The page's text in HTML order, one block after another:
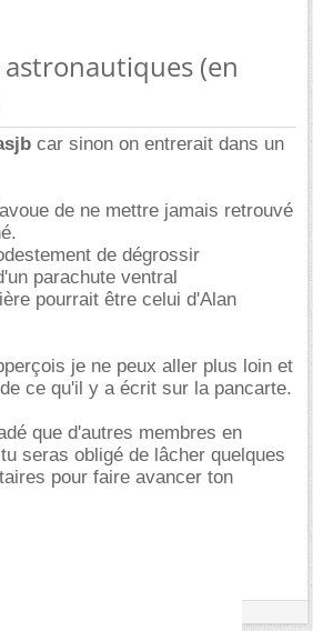
astronautiques (en
car sinon on entrerait dans un
de ne mettre jamais retrouvé
de dégrossir
parachute ventral
pourrait être celui d'Alan
je ne peux aller plus loin et
ce qu'il y a écrit sur la pancarte.
que d'autres membres en
seras obligé de lâcher quelques
pour faire avancer ton